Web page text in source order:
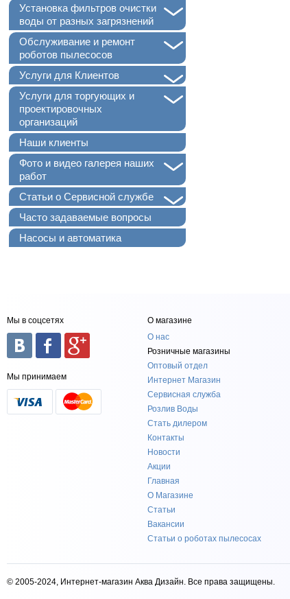
+
Установка фильтров очистки
воды от разных загрязнений
+
Обслуживание и ремонт
роботов пылесосов
Услуги для Клиентов
Услуги для торгующих и
проектировочных
организаций
Наши клиенты
+
Фото и видео галерея наших
работ
+
Статьи о Сервисной службе
Часто задаваемые вопросы
Насосы и автоматика
Мы в соцсетях
Мы принимаем
О магазине
О нас
Розничные магазины
Оптовый отдел
Интернет Магазин
Сервисная служба
Розлив Воды
Стать дилером
Контакты
Новости
Акции
Главная
О Магазине
Статьи
Вакансии
Статьи о роботах пылесосах
© 2005-2024, Интернет-магазин Аква Дизайн. Все права защищены.